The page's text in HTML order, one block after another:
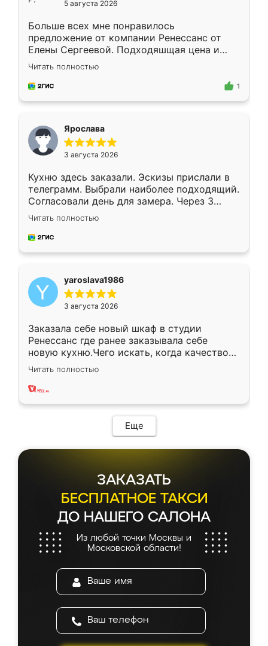
5 августа 2026
Больше всех мне понравилось
предложение от компании Ренессанс от
Елены Сергеевой. Подходяшщая цена и
короткие сроки изготовления. Приехавший
для замера сотрудник Владислав
предложил по моему эскизу самый
Читать полностью
1
Ярослава
3 августа 2026
Кухню здесь заказали. Эскизы прислали в
телеграмм. Выбрали наиболее подходящий.
Согласовали день для замера. Через 3
недели кухня была уже готова. Остались
довольны работой. Спасибо Ренессанс
мебель за качественную работу!
Читать полностью
yaroslava1986
3 августа 2026
Заказала себе новый шкаф в студии
Ренессанс где ранее заказывала себе
новую кухню.Чего искать, когда качеством
вполне довольна. Служит кухня уже почти
два года, нареканий нет.
Читать полностью
Еще
ЗАКАЗАТЬ
БЕСПЛАТНОЕ ТАКСИ
ДО НАШЕГО САЛОНА
Из любой точки Москвы и
Московской области!